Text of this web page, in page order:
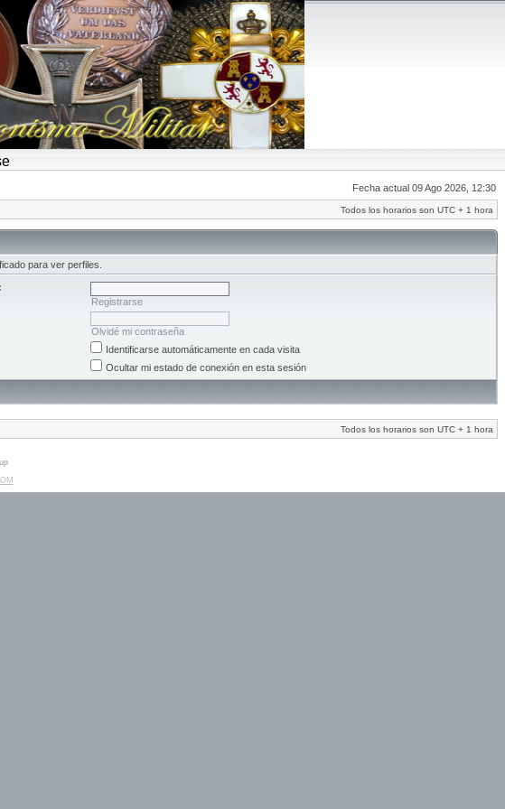
Fecha actual 09 Ago 2026, 12:30
Todos los horarios son UTC + 1 hora
para ver perfiles.
Registrarse
Olvidé mi contraseña
Identificarse automáticamente en cada visita
Ocultar mi estado de conexión en esta sesión
Todos los horarios son UTC + 1 hora